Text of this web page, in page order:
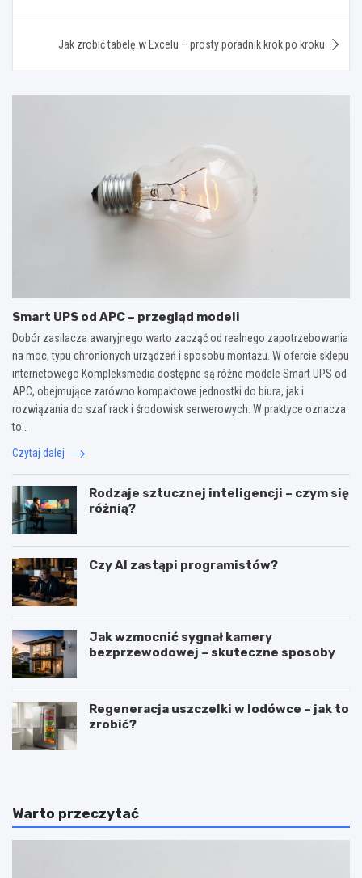
Jak zrobić tabelę w Excelu – prosty poradnik krok po kroku
Smart UPS od APC – przegląd modeli
Dobór zasilacza awaryjnego warto zacząć od realnego zapotrzebowania
na moc, typu chronionych urządzeń i sposobu montażu. W ofercie sklepu
internetowego Kompleksmedia dostępne są różne modele Smart UPS od
APC, obejmujące zarówno kompaktowe jednostki do biura, jak i
rozwiązania do szaf rack i środowisk serwerowych. W praktyce oznacza
to…
Czytaj dalej
Rodzaje sztucznej inteligencji – czym się
różnią?
Czy AI zastąpi programistów?
Jak wzmocnić sygnał kamery
bezprzewodowej – skuteczne sposoby
Regeneracja uszczelki w lodówce – jak to
zrobić?
Warto przeczytać